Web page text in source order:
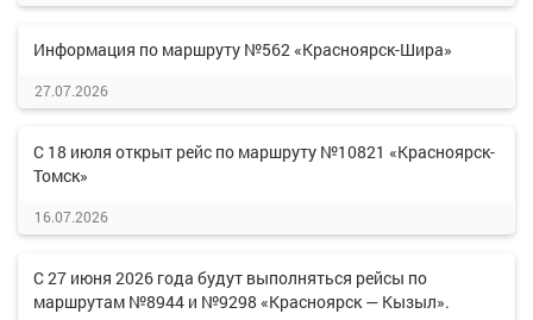
Информация по маршруту №562 «Красноярск-Шира»
27.07.2026
С 18 июля открыт рейс по маршруту №10821 «Красноярск-
Томск»
16.07.2026
С 27 июня 2026 года будут выполняться рейсы по
маршрутам №8944 и №9298 «Красноярск — Кызыл».